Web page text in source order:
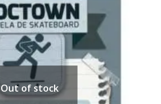
Out of stock